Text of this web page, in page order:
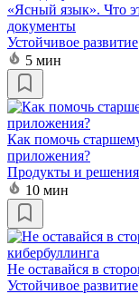
«Ясный язык». Что
документы
Устойчивое развитие
5 мин
Как помочь
приложения?
Продукты и решения
10 мин
Не оставайся в
Устойчивое развитие